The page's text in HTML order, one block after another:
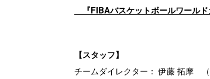
『FIBAバスケットボールワール
【スタッフ】
チームダイレクター： 伊藤 拓摩 （